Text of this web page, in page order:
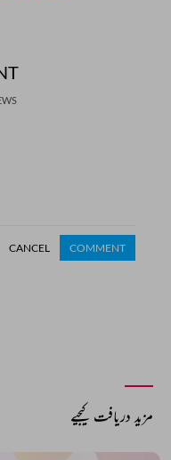
CANCEL COMMENT
مزید دریافت کیجیے